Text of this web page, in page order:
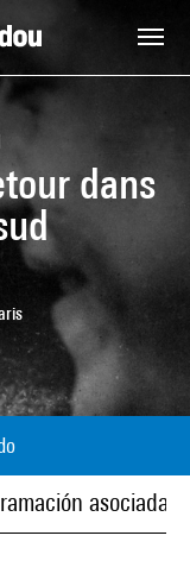
dans
asociada